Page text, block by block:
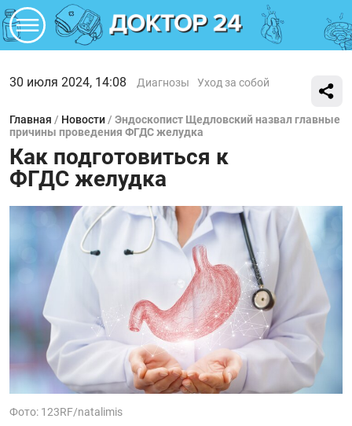
30 июля 2024, 14:08 Диагнозы Уход за собой
Главная / Новости / Эндоскопист Щедловский назвал главные
причины проведения ФГДС желудка
Как подготовиться к
ФГДС желудка
Фото: 123RF/natalimis